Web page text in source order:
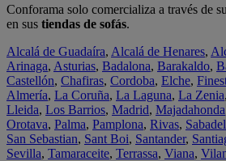
Conforama solo comercializa a través de
en sus tiendas de sofás.
Alcalá de Guadaíra, Alcalá de Henares,
Arinaga, Asturias, Badalona, Barakaldo,
Castellón, Chafiras, Cordoba, Elche,
Almería, La Coruña, La Laguna, La Zenia,
Lleida, Los Barrios, Madrid, Majadahonda
Orotava, Palma, Pamplona, Rivas,
San Sebastian, Sant Boi, Santander,
Sevilla, Tamaraceite, Terrassa, Viana,